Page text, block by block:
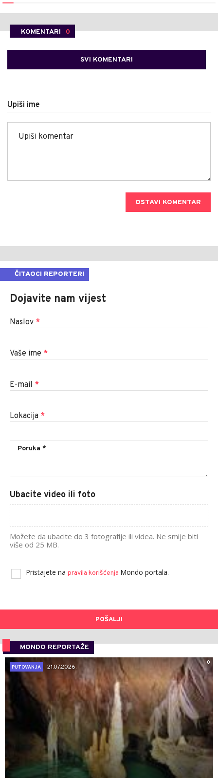
KOMENTARI 0
SVI KOMENTARI
Upiši ime
OSTAVI KOMENTAR
ČITAOCI REPORTERI
Dojavite nam vijest
Naslov *
Vaše ime *
E-mail *
Lokacija *
Ubacite video ili foto
Možete da ubacite do 3 fotografije ili videa. Ne smije biti
više od 25 MB.
Pristajete na pravila korišćenja Mondo portala.
POŠALJI
MONDO REPORTAŽE
0
PUTOVANJA
21.07.2026.